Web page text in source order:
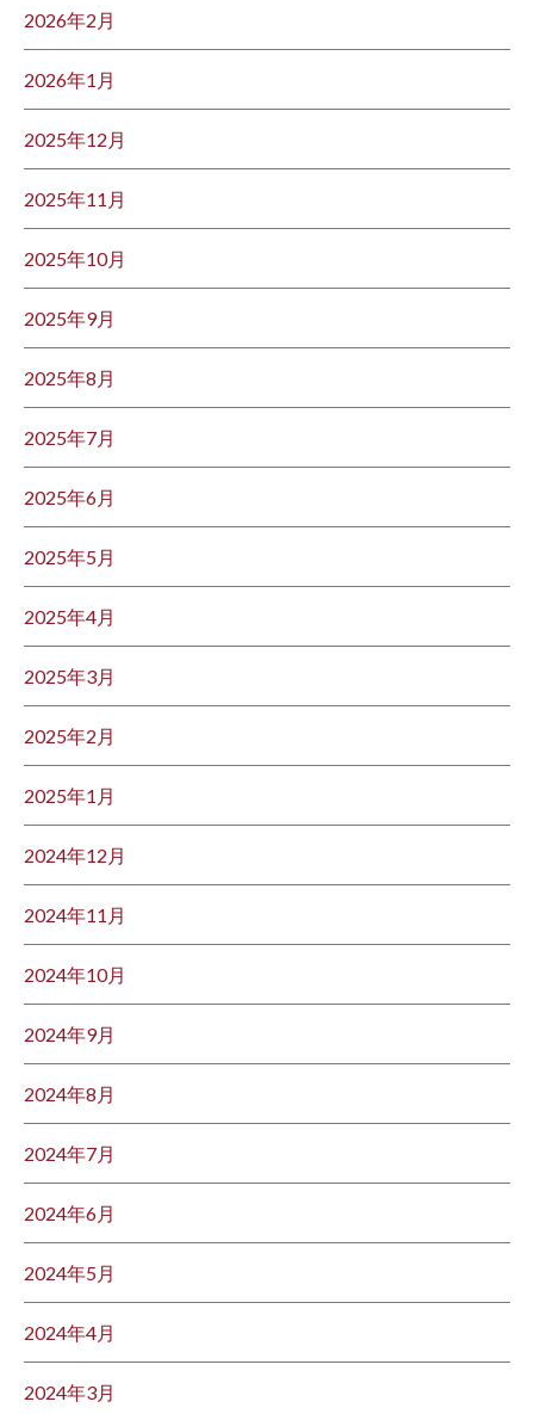
2026年2月
2026年1月
2025年12月
2025年11月
2025年10月
2025年9月
2025年8月
2025年7月
2025年6月
2025年5月
2025年4月
2025年3月
2025年2月
2025年1月
2024年12月
2024年11月
2024年10月
2024年9月
2024年8月
2024年7月
2024年6月
2024年5月
2024年4月
2024年3月